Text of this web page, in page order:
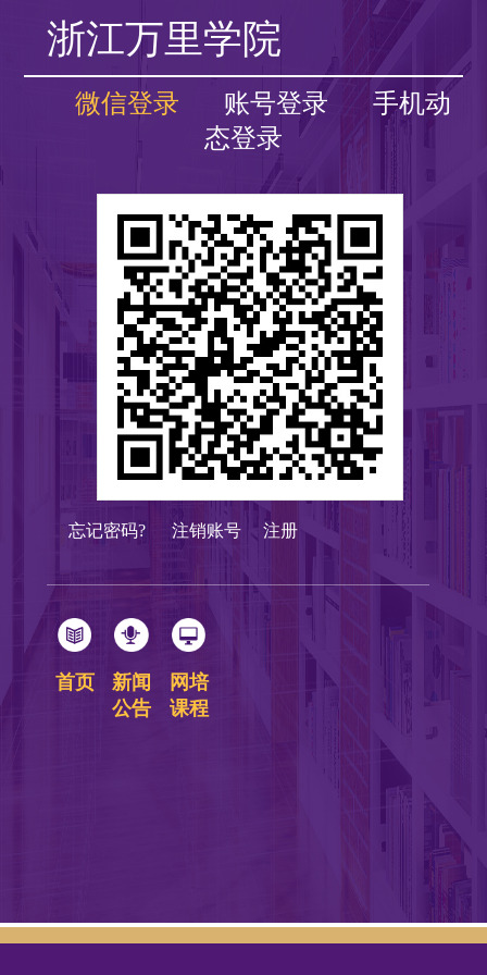
浙江万里学院
微信登录 账号登录
手机动
态登录
忘记密码? 注销账号 注册
首页
新闻
公告
网培
课程